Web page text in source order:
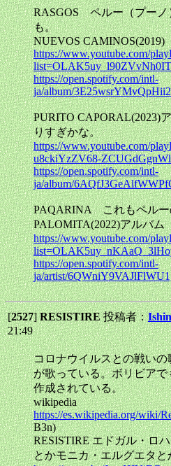
RASGOS ペルー（プーノ
も。
NUEVOS CAMINOS(2019)
https://www.youtube.com/
https://open.spotify.com/intl-
ja/album/
PURITO
りすぎかな。
https://www.youtube.com/
u8ckiYzZV68-
https://open.spotify.com/intl-
ja/album/
PAQARINA これもペルー
PALOMITA(2022)アルバム
https://www.youtube.com/
https://open.spotify.com/intl-
ja/artist/
[2527]RESISTIRE投稿者：
21:49
コロナウイルスとの戦い
が歌っている。ボリビア
作成されている。
wikipedia
https://es.wikipedia.org/wiki/
B3n)
RESISTIRE エドガル・ロ
とかモニカ・エルグエタと